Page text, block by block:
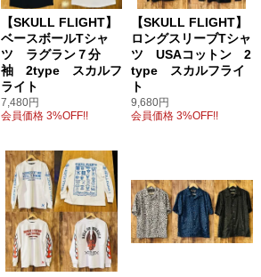
【SKULL FLIGHT】
ベースボールTシャ
ツ ラグラン７分
袖 2type スカルフ
ライト
7,480円
会員価格 3%OFF!!
【SKULL FLIGHT】
ロングスリーブTシャ
ツ USAコットン 2
type スカルフライ
ト
9,680円
会員価格 3%OFF!!